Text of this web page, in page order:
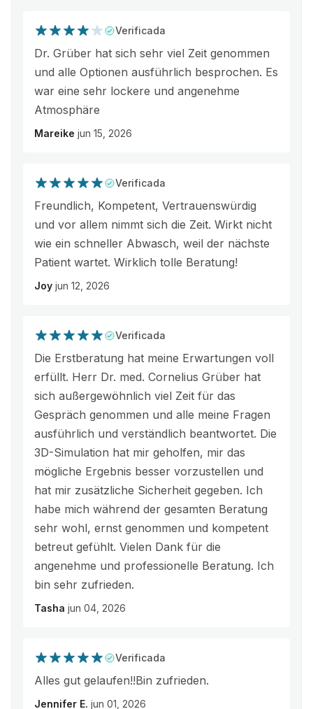
Verificada
Dr. Grüber hat sich sehr viel Zeit genommen
und alle Optionen ausführlich besprochen. Es
war eine sehr lockere und angenehme
Atmosphäre
Mareike jun 15, 2026
Verificada
Freundlich, Kompetent, Vertrauenswürdig
und vor allem nimmt sich die Zeit. Wirkt nicht
wie ein schneller Abwasch, weil der nächste
Patient wartet. Wirklich tolle Beratung!
Joy jun 12, 2026
Verificada
Die Erstberatung hat meine Erwartungen voll
erfüllt. Herr Dr. med. Cornelius Grüber hat
sich außergewöhnlich viel Zeit für das
Gespräch genommen und alle meine Fragen
ausführlich und verständlich beantwortet. Die
3D-Simulation hat mir geholfen, mir das
mögliche Ergebnis besser vorzustellen und
hat mir zusätzliche Sicherheit gegeben. Ich
habe mich während der gesamten Beratung
sehr wohl, ernst genommen und kompetent
betreut gefühlt. Vielen Dank für die
angenehme und professionelle Beratung. Ich
bin sehr zufrieden.
Tasha jun 04, 2026
Verificada
Alles gut gelaufen!!Bin zufrieden.
Jennifer E. jun 01, 2026